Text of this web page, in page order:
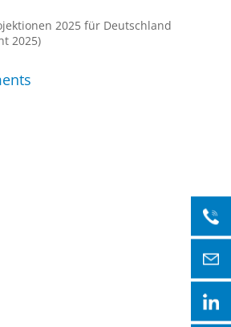
2025 für Deutschland
2025)